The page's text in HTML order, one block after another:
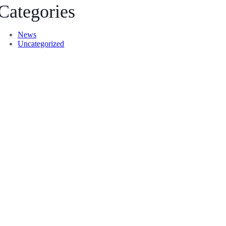
News
Uncategorized